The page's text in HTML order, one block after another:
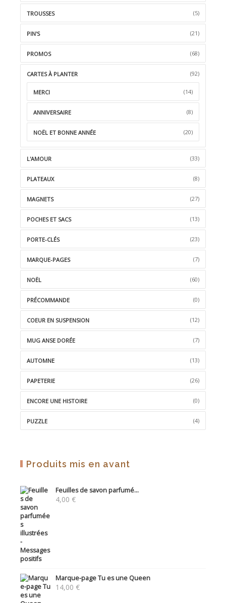
TROUSSES (5)
PIN'S (21)
PROMOS (68)
CARTES À PLANTER (92)
MERCI (14)
ANNIVERSAIRE (8)
NOËL ET BONNE ANNÉE (20)
L'AMOUR (33)
PLATEAUX (8)
MAGNETS (27)
POCHES ET SACS (13)
PORTE-CLÉS (23)
MARQUE-PAGES (7)
NOËL (60)
PRÉCOMMANDE (0)
COEUR EN SUSPENSION (12)
MUG ANSE DORÉE (7)
AUTOMNE (13)
PAPETERIE (26)
ENCORE UNE HISTOIRE (0)
PUZZLE (4)
Produits mis en avant
Feuilles de savon parfumé...
4,00 €
Marque-page Tu es une Queen
14,00 €